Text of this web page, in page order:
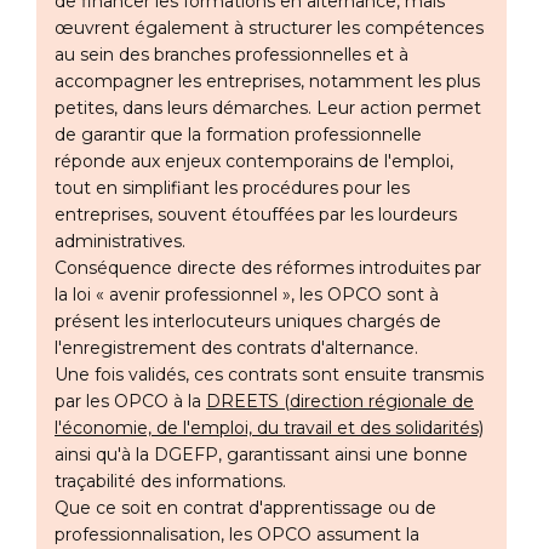
œuvrent également à structurer les compétences
au sein des branches professionnelles et à
accompagner les entreprises, notamment les plus
petites, dans leurs démarches. Leur action permet
de garantir que la formation professionnelle
réponde aux enjeux contemporains de l'emploi,
tout en simplifiant les procédures pour les
entreprises, souvent étouffées par les lourdeurs
administratives.
Conséquence directe des réformes introduites par
la loi « avenir professionnel », les OPCO sont à
présent les interlocuteurs uniques chargés de
l'enregistrement des contrats d'alternance.
Une fois validés, ces contrats sont ensuite transmis
par les OPCO à la DREETS (direction régionale de
l'économie, de l'emploi, du travail et des solidarités)
ainsi qu'à la DGEFP, garantissant ainsi une bonne
traçabilité des informations.
Que ce soit en contrat d'apprentissage ou de
professionnalisation, les OPCO assument la